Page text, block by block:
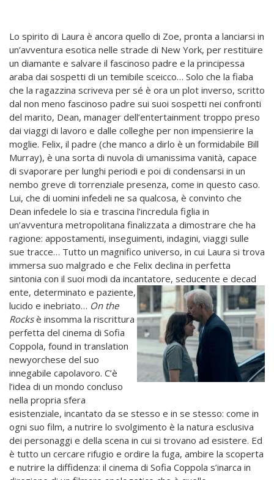
Lo spirito di Laura è ancora quello di Zoe, pronta a lanciarsi in
un’avventura esotica nelle strade di New York, per restituire
un diamante e salvare il fascinoso padre e la principessa
araba dai sospetti di un temibile sceicco… Solo che la fiaba
che la ragazzina scriveva per sé è ora un plot inverso, scritto
dal non meno fascinoso padre sui suoi sospetti nei confronti
del marito, Dean, manager dell’entertainment troppo preso
dai viaggi di lavoro e dalle colleghe per non impensierire la
moglie. Felix, il padre (che manco a dirlo è un formidabile Bill
Murray), è una sorta di nuvola di umanissima vanità, capace
di svaporare per lunghi periodi e poi di condensarsi in un
nembo greve di torrenziale presenza, come in questo caso.
Lui, che di uomini infedeli ne sa qualcosa, è convinto che
Dean infedele lo sia e trascina l’incredula figlia in
un’avventura metropolitana finalizzata a dimostrare che ha
ragione: appostamenti, inseguimenti, indagini, viaggi sulle
sue tracce… Tutto un magnifico universo, in cui Laura si trova
immersa suo malgrado e che Felix declina in perfetta
sintonia con il suoi modi da incantatore, seducente e decad
ente, determinato e paziente,
lucido e inebriato… On the
Rocksè insomma la riscrittura
perfetta del cinema di Sofia
Coppola, found in translation
newyorchese del suo
innegabile capolavoro. C’è
l’idea di un mondo concluso
nella propria sfera
esistenziale, incantato da se stesso e in se stesso: come in
ogni suo film, a nutrire lo svolgimento è la natura esclusiva
dei personaggi e della scena in cui si trovano ad esistere. Ed
è tutto un cercare rifugio e ordire la fuga, ambire la scoperta
e nutrire la diffidenza: il cinema di Sofia Coppola s’inarca in